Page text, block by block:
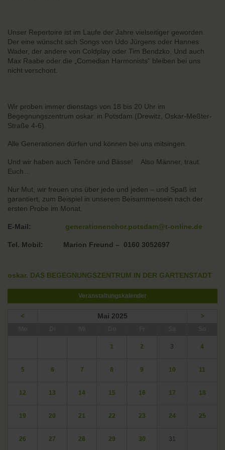
Unser Repertoire ist im Laufe der Jahre vielseitiger geworden.
Der eine wünscht sich Songs von Udo Jürgens oder Hannes
Wader, der andere von Coldplay oder Tim Bendzko. Und auch
Max Raabe oder die „Comedian Harmonists“ bleiben bei uns
nicht verschont.
Wir proben immer dienstags von 18 bis 20 Uhr im
Begegnungszentrum oskar. in Potsdam (Drewitz, Oskar-Meßter-
Straße 4-6).
Alle Generationen dürfen und können bei uns mitsingen.
Und wir haben auch Tenöre und Bässe! Also Männer, traut
Euch…
Nur Mut, wir freuen uns über jede und jeden – und Spaß ist
garantiert, zum Beispiel in unserem Beisammensein nach der
ersten Probe im Monat.
E-Mail: generationenchor.potsdam@t-online.de
Tel. Mobil: Marion Freund – 0160 3052697
oskar. DAS BEGEGNUNGSZENTRUM IN DER GARTENSTADT
Veranstaltungskalender
< Mai 2025 >
1 2 3 4
5 6 7 8 9 10 11
12 13 14 15 16 17 18
19 20 21 22 23 24 25
26 27 28 29 30 31